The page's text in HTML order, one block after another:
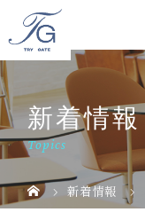
新着情報
Topics
新着情報